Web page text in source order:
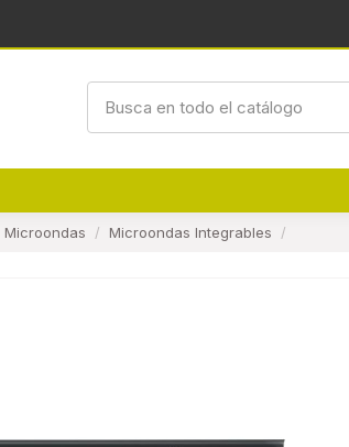
Microondas Microondas Integrables